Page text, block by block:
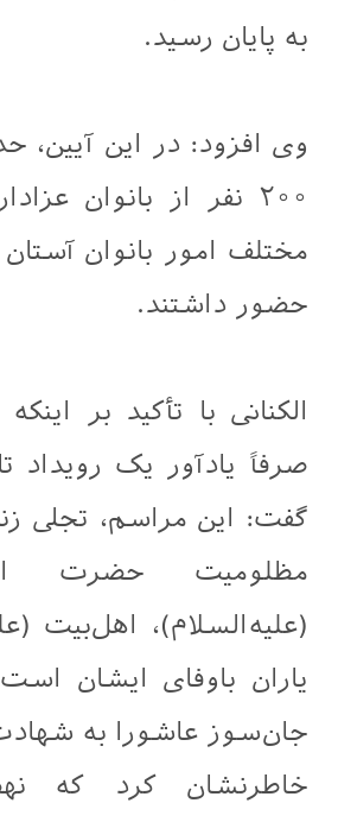
به پایان رسید.
وی افزود: در این آیین،
۲۰۰ نفر از بانوان
مختلف امور بانوان
حضور داشتند.
الکنانی با تأکید بر
صرفاً یادآور یک رویداد
گفت: این مراسم، تجلی
مظلومیت حضرت
(علیه‌السلام)، اهل‌بیت
یاران باوفای ایشان
جان‌سوز عاشورا به
خاطرنشان کرد که